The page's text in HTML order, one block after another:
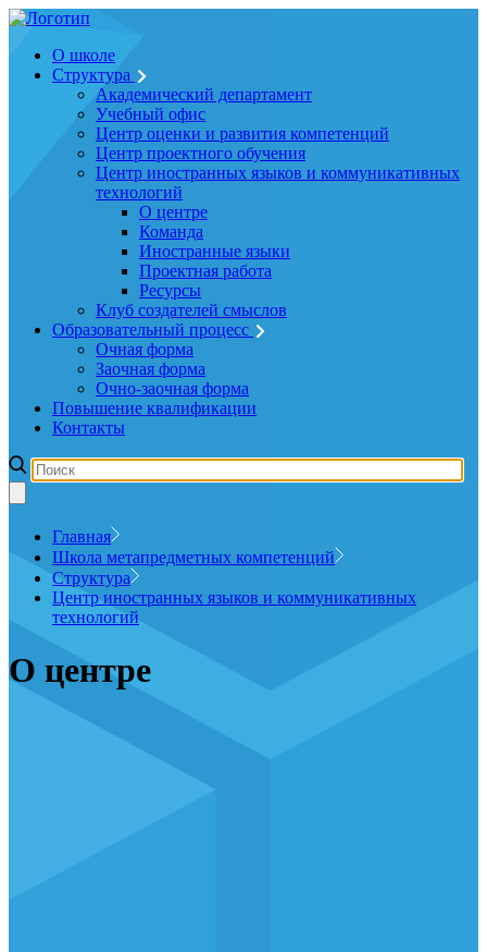
О школе
Структура
Академический департамент
Учебный офис
Центр оценки и развития компетенций
Центр проектного обучения
Центр иностранных языков и коммуникативных
технологий
О центре
Команда
Иностранные языки
Проектная работа
Ресурсы
Клуб создателей смыслов
Образовательный процесс
Очная форма
Заочная форма
Очно-заочная форма
Повышение квалификации
Контакты
Главная
Школа метапредметных компетенций
Структура
Центр иностранных языков и коммуникативных
технологий
О центре